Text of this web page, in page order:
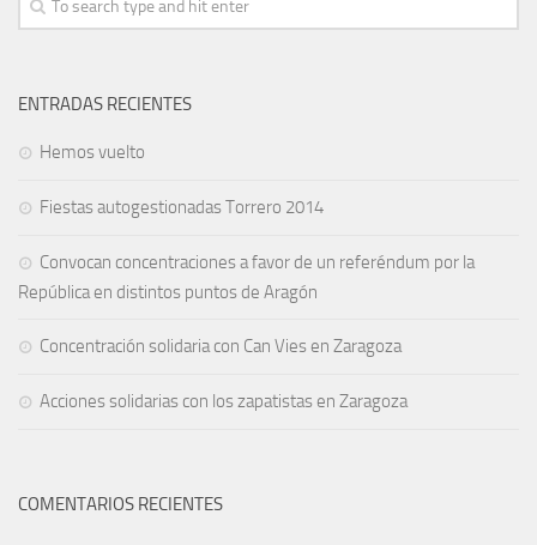
ENTRADAS RECIENTES
Hemos vuelto
Fiestas autogestionadas Torrero 2014
Convocan concentraciones a favor de un referéndum por la
República en distintos puntos de Aragón
Concentración solidaria con Can Vies en Zaragoza
Acciones solidarias con los zapatistas en Zaragoza
COMENTARIOS RECIENTES